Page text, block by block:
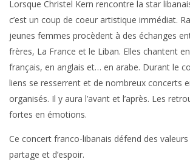
Lorsque Christel Kern rencontre la star
c’est un coup de coeur artistique immédiat.
jeunes femmes procèdent à des échanges
frères, La France et le Liban. Elles chantent
français, en anglais et… en arabe. Durant le
liens se resserrent et de nombreux concerts
organisés. Il y aura l’avant et l’après. Les
fortes en émotions.
Ce concert franco-libanais défend des
partage et d’espoir.